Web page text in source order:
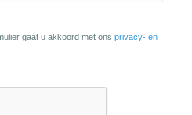
gaat u akkoord met ons privacy- en